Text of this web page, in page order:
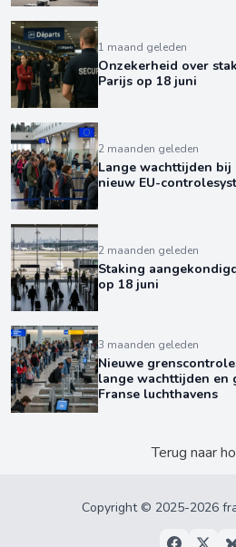
1 maand geleden
Onzekerheid over
Parijs op 18 juni
2 maanden geleden
Lange wachttijden bij
nieuw EU-
2 maanden geleden
Staking
op 18 juni
3 maanden geleden
Nieuwe
lange wachttijden en
Franse luchthavens
Terug naar
Copyright © 2025-2026